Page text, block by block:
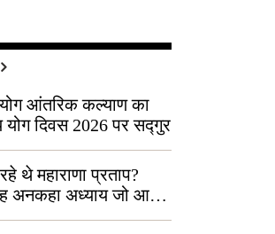
योग आंतरिक कल्याण का
योग दिवस 2026 पर सद्गुर
थे महाराणा प्रताप?
अनकहा अध्याय जो आज